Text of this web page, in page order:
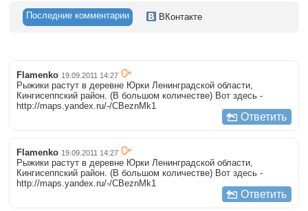
Последние комментарии ВКонтакте
Flamenko 19.09.2011 14:27
Рыжики растут в деревне Юрки Ленинградской области,
Кингисеппский район. (В большом количестве) Вот здесь -
http://maps.yandex.ru/-/CBeznMk1
Ответить
Flamenko 19.09.2011 14:27
Рыжики растут в деревне Юрки Ленинградской области,
Кингисеппский район. (В большом количестве) Вот здесь -
http://maps.yandex.ru/-/CBeznMk1
Ответить